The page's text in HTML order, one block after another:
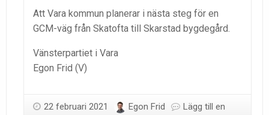
Att Vara kommun planerar i nästa steg för en
GCM-väg från Skatofta till Skarstad bygdegård.
Vänsterpartiet i Vara
Egon Frid (V)
22 februari 2021 Egon Frid
Lägg till en